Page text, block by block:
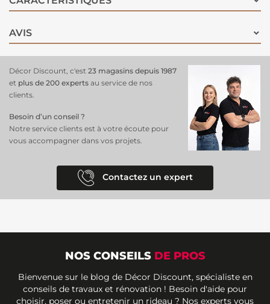
AVIS
Décor Discount, c'est 23 magasins depuis 1987
et plus de 200 experts au service de nos
clients.
Besoin d’un conseil ?
Notre service clients est à votre écoute pour
vous accompagner dans vos projets.
Contactez un expert
NOS CONSEILS DE PROS
Bienvenue sur le blog de Décor Discount, spécialiste en
conseils de travaux et rénovation ! Besoin d'aide pour
choisir, poser ou entretenir un rideau ? Nos experts vous